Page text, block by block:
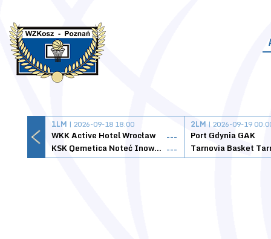
1LM | 2026-09-18 18:00
WKK Active Hotel Wrocław
---
KSK Qemetica Noteć Inowrocław ---
2LM | 2026-09-19
Port Gdynia GAK